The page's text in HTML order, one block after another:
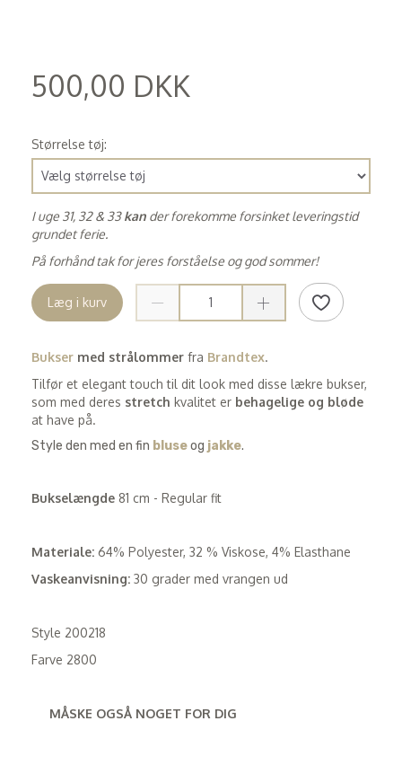
500,00 DKK
Størrelse tøj:
I uge 31, 32 & 33kan der forekomme forsinket leveringstid
grundet ferie.
På forhånd tak for jeres forståelse og god sommer!
Læg i kurv
Bukser med strålommer fra Brandtex.
Tilfør et elegant touch til dit look med disse lækre bukser,
som med deres stretch kvalitet er behagelige og bløde
at have på.
Style den med en fin bluseog jakke.
Bukselængde 81 cm - Regular fit
Materiale: 64% Polyester, 32 % Viskose, 4% Elasthane
Vaskeanvisning: 30 grader med vrangen ud
Style 200218
Farve 2800
MÅSKE OGSÅ NOGET FOR DIG